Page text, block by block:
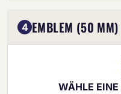
4 EMBLEM (50 MM)
WÄHLE EINE